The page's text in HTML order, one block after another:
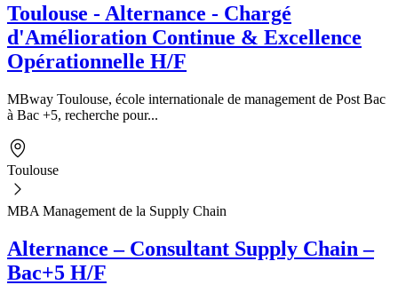
Toulouse - Alternance - Chargé
d'Amélioration Continue & Excellence
Opérationnelle H/F
MBway Toulouse, école internationale de management de Post Bac
à Bac +5, recherche pour...
Toulouse
MBA Management de la Supply Chain
Alternance – Consultant Supply Chain –
Bac+5 H/F